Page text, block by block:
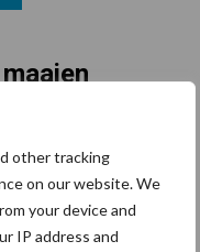
other tracking
on our website. We
your device and
IP address and
die